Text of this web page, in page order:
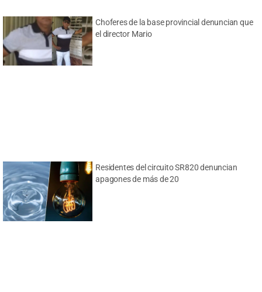
Choferes de la base provincial denuncian que
el director Mario
Residentes del circuito SR820 denuncian
apagones de más de 20